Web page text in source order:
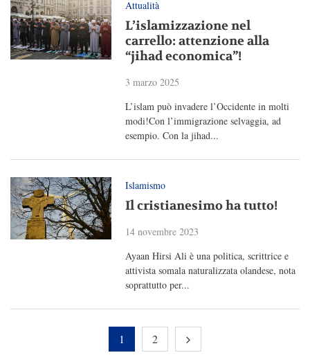
Attualità
L’islamizzazione nel
carrello: attenzione alla
“jihad economica”!
3 marzo 2025
L’islam può invadere l’Occidente in molti
modi!Con l’immigrazione selvaggia, ad
esempio. Con la jihad...
Islamismo
Il cristianesimo ha tutto!
14 novembre 2023
Ayaan Hirsi Ali è una politica, scrittrice e
attivista somala naturalizzata olandese, nota
soprattutto per...
1 2